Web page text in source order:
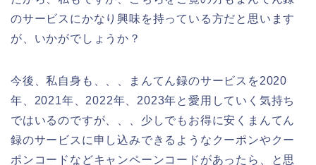
のサービスにかなり興味を持っている方だと思います
が、いかがでしょうか？
今後、私自身も、、、まんてん録のサービスを2020
年、2021年、2022年、2023年と愛用していく気持ち
ではいるのですが、、、少しでもお得に安くまんてん
録のサービスに申し込みできるようなクーポンやクー
ポンコードなどキャンペーンコードがあったら、と思